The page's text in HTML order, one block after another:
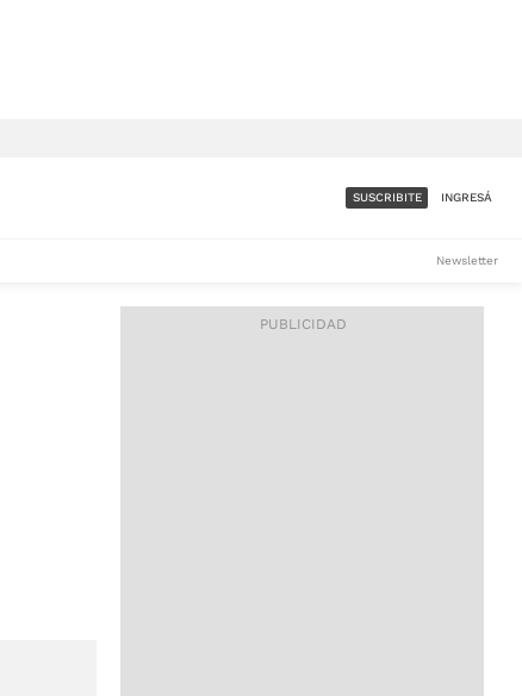
ACCESO FULL - $1.800/MES
SUSCRIBITE INGRESÁ
Newsletter